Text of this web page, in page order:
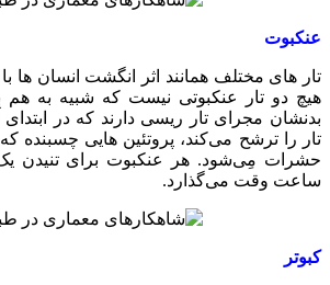
عنکبوت
تار های مختلف همانند اثر انگشت انسان ها
هیچ دو تار عنکبوتی نیست که شبیه به هم
بدنشان مجرای تار ریسی دارند که در ابتدای
تار را ترشح می‌کند، پروتئین هایی چسبنده
حشرات مِی‌شود. هر عنکبوت برای تنیدن
ساعت وقت می‌گذارد.
کبوتر